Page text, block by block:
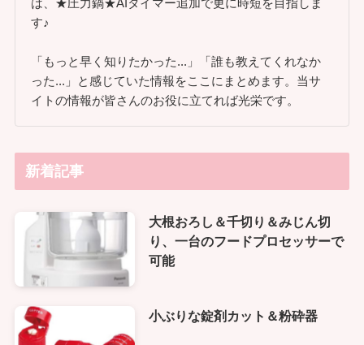
は、★圧力鍋★AIタイマー追加で更に時短を目指しま
す♪
「もっと早く知りたかった...」「誰も教えてくれなか
った...」と感じていた情報をここにまとめます。当サ
イトの情報が皆さんのお役に立てれば光栄です。
新着記事
大根おろし＆千切り＆みじん切
り、一台のフードプロセッサーで
可能
小ぶりな錠剤カット＆粉砕器